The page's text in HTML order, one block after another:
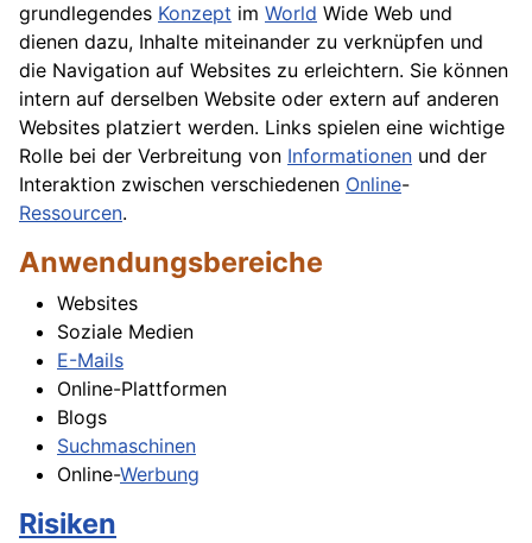
grundlegendes Konzept im World Wide Web und
dienen dazu, Inhalte miteinander zu verknüpfen und
die Navigation auf Websites zu erleichtern. Sie können
intern auf derselben Website oder extern auf anderen
Websites platziert werden. Links spielen eine wichtige
Rolle bei der Verbreitung von Informationen und der
Interaktion zwischen verschiedenen Online-
Ressourcen.
Anwendungsbereiche
Websites
Soziale Medien
E-Mails
Online-Plattformen
Blogs
Suchmaschinen
Online-Werbung
Risiken